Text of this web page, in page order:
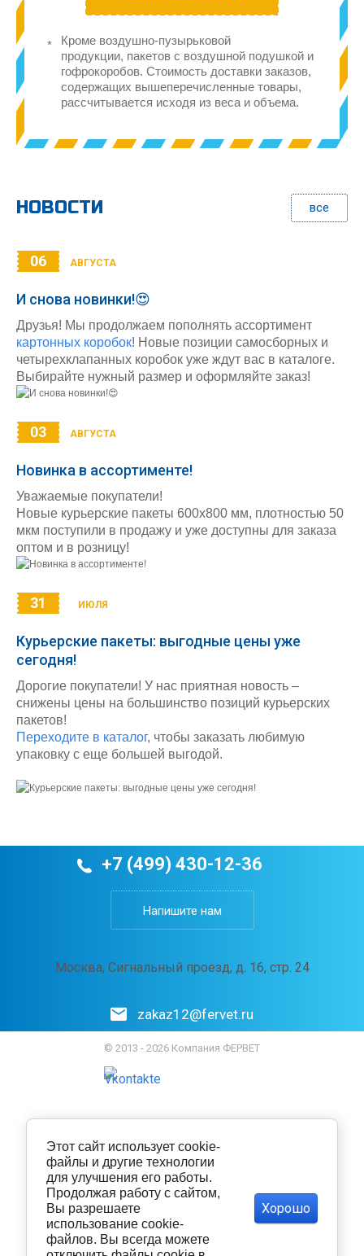
Кроме воздушно-пузырьковой
продукции, пакетов с воздушной подушкой и
гофрокоробов. Стоимость доставки заказов,
содержащих вышеперечисленные товары,
рассчитывается исходя из веса и объема.
НОВОСТИ все
06 АВГУСТА
И снова новинки!😍
Друзья! Мы продолжаем пополнять ассортимент
картонных коробок! Новые позиции самосборных и
четырехклапанных коробок уже ждут вас в каталоге.
Выбирайте нужный размер и оформляйте заказ!
03 АВГУСТА
Новинка в ассортименте!
Уважаемые покупатели!
Новые курьерские пакеты 600х800 мм, плотностью 50
мкм поступили в продажу и уже доступны для заказа
оптом и в розницу!
31 ИЮЛЯ
Курьерские пакеты: выгодные цены уже
сегодня!
Дорогие покупатели! У нас приятная новость –
снижены цены на большинство позиций курьерских
пакетов!
Переходите в каталог, чтобы заказать любимую
упаковку с еще большей выгодой.
+7 (499) 430-12-36
Напишите нам
Москва, Сигнальный проезд, д. 16, стр. 24
zakaz12@fervet.ru
© 2013 - 2026 Компания ФЕРВЕТ
Этот сайт использует cookie-
файлы и другие технологии
для улучшения его работы.
Продолжая работу с сайтом,
Вы разрешаете
использование cookie-
файлов. Вы всегда можете
Хорошо